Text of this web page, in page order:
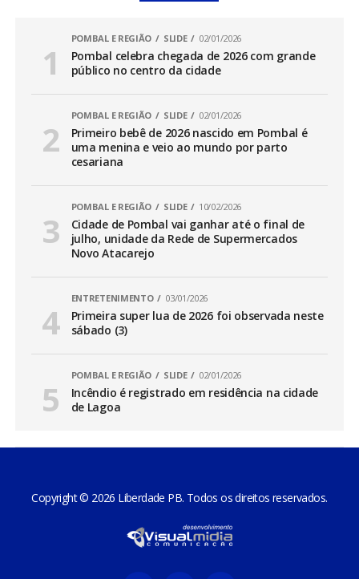
POMBAL E REGIÃO SLIDE 02/01/2026
Pombal celebra chegada de 2026 com grande
público no centro da cidade
POMBAL E REGIÃO SLIDE 02/01/2026
Primeiro bebê de 2026 nascido em Pombal é
uma menina e veio ao mundo por parto
cesariana
POMBAL E REGIÃO SLIDE 10/02/2026
Cidade de Pombal vai ganhar até o final de
julho, unidade da Rede de Supermercados
Novo Atacarejo
ENTRETENIMENTO 03/01/2026
Primeira super lua de 2026 foi observada neste
sábado (3)
POMBAL E REGIÃO SLIDE 02/01/2026
Incêndio é registrado em residência na cidade
de Lagoa
Copyright © 2026 Liberdade PB. Todos os direitos reservados.